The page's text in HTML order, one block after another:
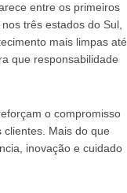
entre os primeiros
três estados do Sul,
mais limpas até
que responsabilidade
o compromisso
Mais do que
inovação e cuidado